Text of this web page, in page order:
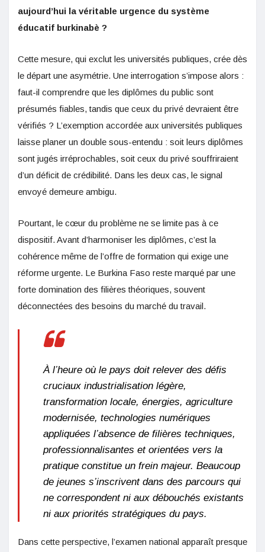
aujourd’hui la véritable urgence du système
éducatif burkinabè ?
Cette mesure, qui exclut les universités publiques, crée dès
le départ une asymétrie. Une interrogation s’impose alors :
faut-il comprendre que les diplômes du public sont
présumés fiables, tandis que ceux du privé devraient être
vérifiés ? L’exemption accordée aux universités publiques
laisse planer un double sous-entendu : soit leurs diplômes
sont jugés irréprochables, soit ceux du privé souffriraient
d’un déficit de crédibilité. Dans les deux cas, le signal
envoyé demeure ambigu.
Pourtant, le cœur du problème ne se limite pas à ce
dispositif. Avant d’harmoniser les diplômes, c’est la
cohérence même de l’offre de formation qui exige une
réforme urgente. Le Burkina Faso reste marqué par une
forte domination des filières théoriques, souvent
déconnectées des besoins du marché du travail.
À l’heure où le pays doit relever des défis
cruciaux industrialisation légère,
transformation locale, énergies, agriculture
modernisée, technologies numériques
appliquées l’absence de filières techniques,
professionnalisantes et orientées vers la
pratique constitue un frein majeur. Beaucoup
de jeunes s’inscrivent dans des parcours qui
ne correspondent ni aux débouchés existants
ni aux priorités stratégiques du pays.
Dans cette perspective, l’examen national apparaît presque